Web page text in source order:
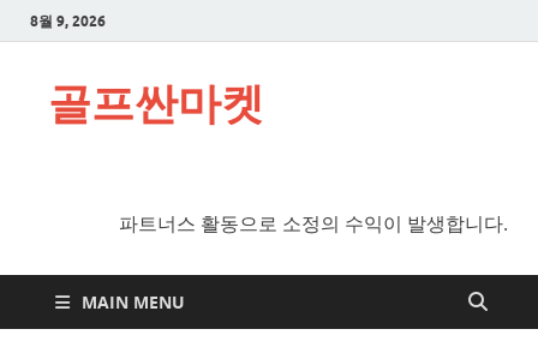
8월 9, 2026
골프싼마켓
파트너스 활동으로 소정의 수익이 발생합니다.
MAIN MENU